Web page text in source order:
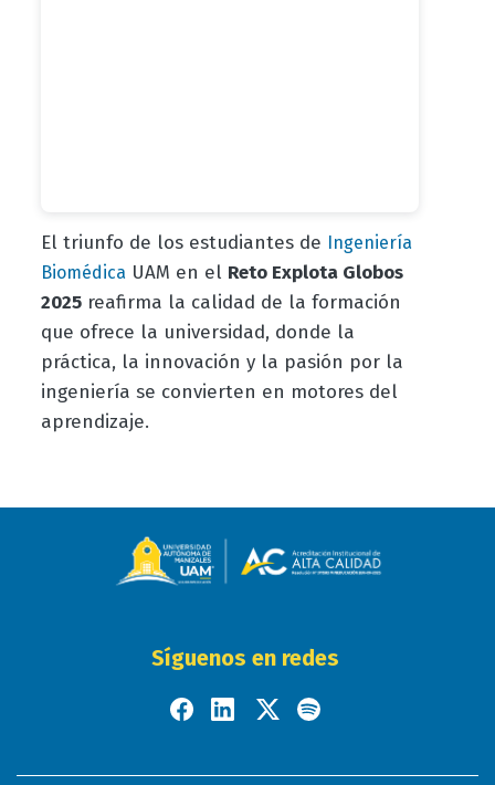
El triunfo de los estudiantes de
Ingeniería
BiomédicaUAM en el Reto Explota Globos
2025reafirma la calidad de la formación
que ofrece la universidad, donde la
práctica, la innovación y la pasión por la
ingeniería se convierten en motores del
aprendizaje.
Síguenos en redes